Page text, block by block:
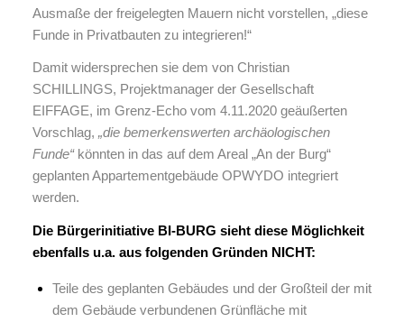
Ausmaße der freigelegten Mauern nicht vorstellen, „diese
Funde in Privatbauten zu integrieren!“
Damit widersprechen sie dem von Christian
SCHILLINGS, Projektmanager der Gesellschaft
EIFFAGE, im Grenz-Echo vom 4.11.2020 geäußerten
Vorschlag, „die bemerkenswerten archäologischen
Funde“ könnten in das auf dem Areal „An der Burg“
geplanten Appartementgebäude OPWYDO integriert
werden.
Die Bürgerinitiative BI-BURG sieht diese Möglichkeit
ebenfalls u.a. aus folgenden Gründen NICHT:
Teile des geplanten Gebäudes und der Großteil der mit
dem Gebäude verbundenen Grünfläche mit